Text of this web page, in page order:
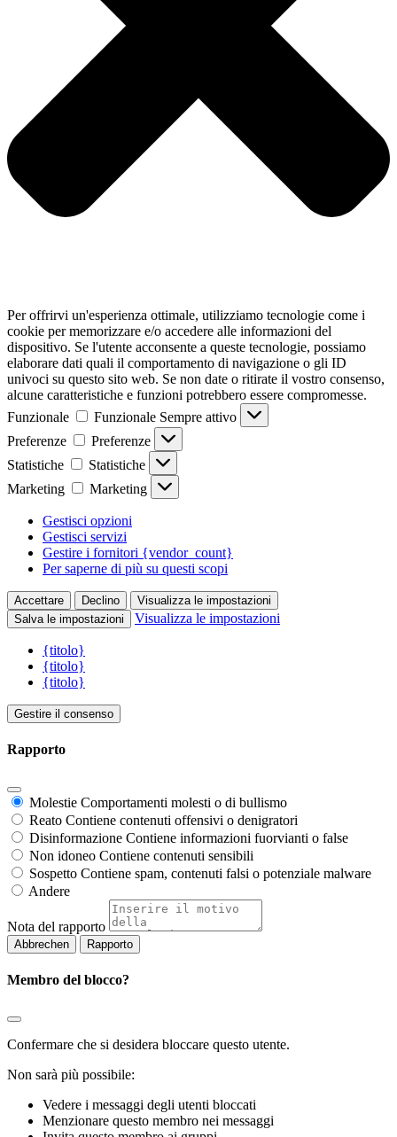
Per offrirvi un'esperienza ottimale, utilizziamo tecnologie come i
cookie per memorizzare e/o accedere alle informazioni del
dispositivo. Se l'utente acconsente a queste tecnologie, possiamo
elaborare dati quali il comportamento di navigazione o gli ID
univoci su questo sito web. Se non date o ritirate il vostro consenso,
alcune caratteristiche e funzioni potrebbero essere compromesse.
Funzionale
Funzionale Sempre attivo
Preferenze
Preferenze
Statistiche
Statistiche
Marketing
Marketing
Gestisci opzioni
Gestisci servizi
Gestire i fornitori {vendor_count}
Per saperne di più su questi scopi
Accettare Declino
Visualizza le impostazioni
Salva le impostazioni
Visualizza le impostazioni
{titolo}
{titolo}
{titolo}
Gestire il consenso
Rapporto
Molestie Comportamenti molesti o di bullismo
Reato Contiene contenuti offensivi o denigratori
Disinformazione Contiene informazioni fuorvianti o false
Non idoneo Contiene contenuti sensibili
Sospetto Contiene spam, contenuti falsi o potenziale malware
Andere
Nota del rapporto
Rapporto
Membro del blocco?
Confermare che si desidera bloccare questo utente.
Non sarà più possibile:
Vedere i messaggi degli utenti bloccati
Menzionare questo membro nei messaggi